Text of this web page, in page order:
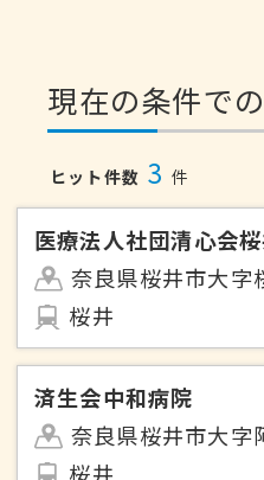
現在の条件で
ヒット件数 3 件
医療法人社団清心会
奈良県桜井市大字
桜井
済生会中和病院
奈良県桜井市大字
桜井